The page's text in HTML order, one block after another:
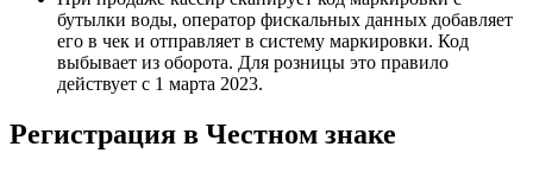
бутылки воды, оператор фискальных данных добавляет
его в чек и отправляет в систему маркировки. Код
выбывает из оборота. Для розницы это правило
действует с 1 марта 2023.
Регистрация в Честном знаке